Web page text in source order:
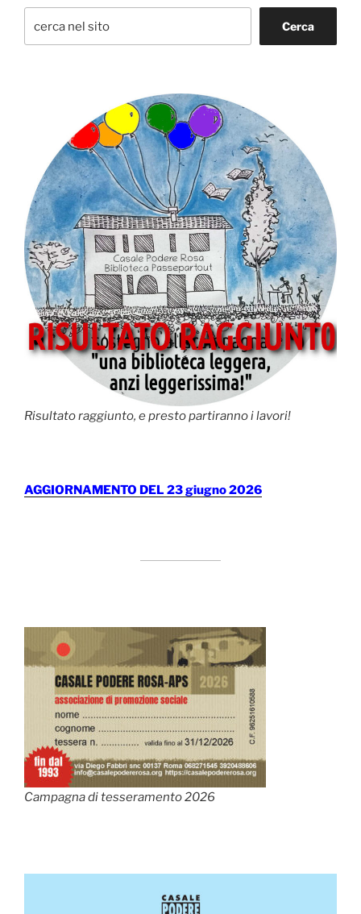
Cerca
Risultato raggiunto, e presto partiranno i lavori!
AGGIORNAMENTO DEL 23 giugno 2026
Campagna di tesseramento 2026